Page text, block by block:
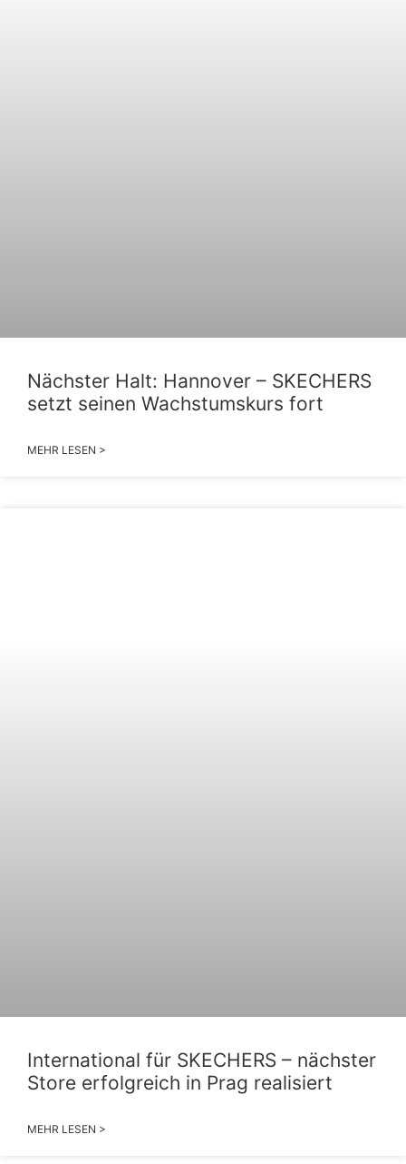
Nächster Halt: Hannover – SKECHERS
setzt seinen Wachstumskurs fort
MEHR LESEN >
International für SKECHERS – nächster
Store erfolgreich in Prag realisiert
MEHR LESEN >